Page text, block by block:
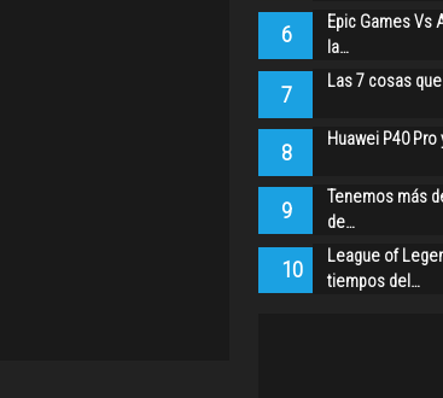
6
Epic Games Vs
la…
7 Las 7 cosas
8 Huawei P40 Pro
9
Tenemos más
de…
10
League of
tiempos del…